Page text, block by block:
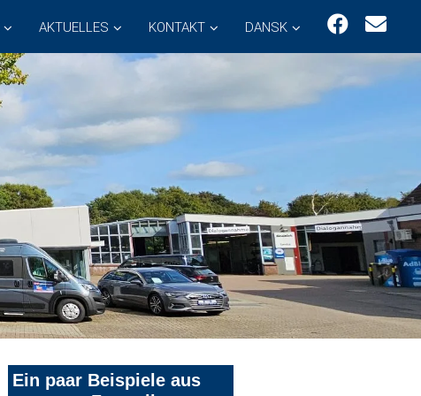
AKTUELLES KONTAKT DANSK
Ein paar Beispiele aus